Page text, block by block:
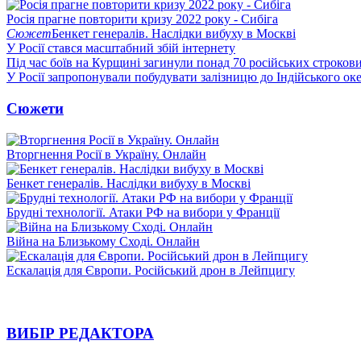
Росія прагне повторити кризу 2022 року - Сибіга
СюжетБенкет генералів. Наслідки вибуху в Москві
У Росії стався масштабний збій інтернету
Під час боїв на Курщині загинули понад 70 російських
У Росії запропонували побудувати залізницю до Індійського
Сюжети
Вторгнення Росії в Україну. Онлайн
Бенкет генералів. Наслідки вибуху в Москві
Брудні технології. Атаки РФ на вибори у Франції
Війна на Близькому Сході. Онлайн
Ескалація для Європи. Російський дрон в Лейпцигу
ВИБІР РЕДАКТОРА